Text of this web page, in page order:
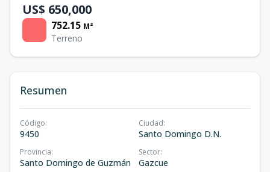
US$ 650,000
752.15 M²
Terreno
Resumen
Código:
9450
Ciudad:
Santo Domingo D.N.
Provincia:
Santo Domingo de Guzmán
Sector:
Gazcue